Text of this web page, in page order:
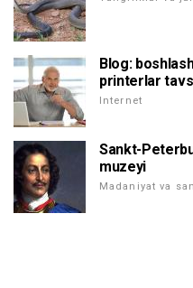
Blog:
printerlar
Internet
Sankt-
muzeyi
Madaniyat va